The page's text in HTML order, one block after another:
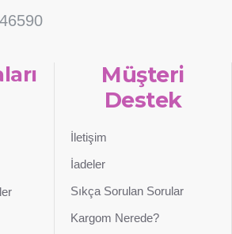
Müşteri
Destek
İletişim
İadeler
Sıkça Sorulan Sorular
Kargom Nerede?